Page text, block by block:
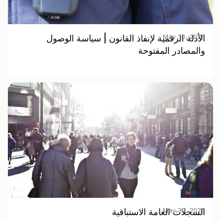
الأدلة الرقمية لإنفاذ القانون | سياسة الوصول
والمصادر المفتوحة
May 30, 2025
السجلات العامة الاستباقية
May 30, 2025